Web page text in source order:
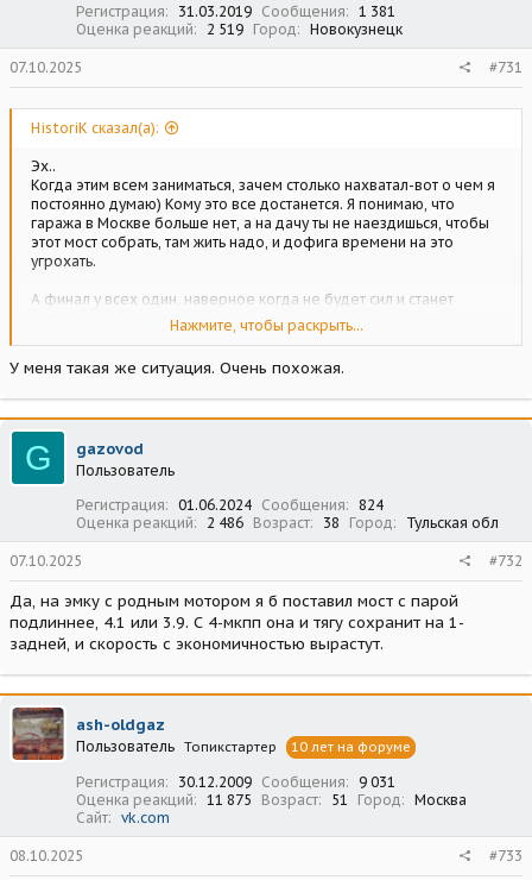
Регистрация 31.03.2019 Сообщения
1 381
Оценка реакций
2 519 Город Новокузнецк
07.10.2025 #731
HistoriK сказал(а):
Эх..
Когда этим всем заниматься, зачем столько нахватал-вот о чем я
постоянно думаю) Кому это все достанется. Я понимаю, что
гаража в Москве больше нет, а на дачу ты не наездишься, чтобы
этот мост собрать, там жить надо, и дофига времени на это
угрохать.
А финал у всех один, наверное когда не будет сил и станет
всеравно..Дед, у которого я гараж снимаю когда разбирали
коробки с барахлом, книгами, то выбрось, это не нужно. Думал,
фотографией:
Посмотреть вложение 228489
Что-то из молодости его отца, но что и кто изображён на снимке
уже точно не помнит. Да и сама фотография ненужна, вместе со
стухшими книгами её можно выбросить.
С одной стороны наличие этих машин должно двигать вперёд,
надо искать з.ч, решать вопрос с хранением, ремонтом.
С другой столько времени улетает в трубу..
Надеюсь у тебя появится время на реализацию своих хотелок)
Нажмите, чтобы раскрыть...
У меня такая же ситуация. Очень похожая.
G gazovod
Пользователь
Регистрация
01.06.2024 Сообщения
824
Оценка реакций
2 486 Возраст 38 Город Тульская обл
07.10.2025 #732
Да, на эмку с родным мотором я б поставил мост с парой
подлиннее, 4.1 или 3.9. С 4-мкпп она и тягу сохранит на 1-
задней, и скорость с экономичностью вырастут.
ash-oldgaz
Пользователь Топикстартер 10 лет на форуме
Регистрация 30.12.2009 Сообщения
9 031
Оценка реакций
11 875 Возраст 51 Город
Москва
Сайт
vk.com
08.10.2025 #733